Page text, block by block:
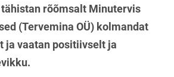
tähistan rõõmsalt Minutervis
(Tervemina OÜ) kolmandat
ja vaatan positiivselt ja